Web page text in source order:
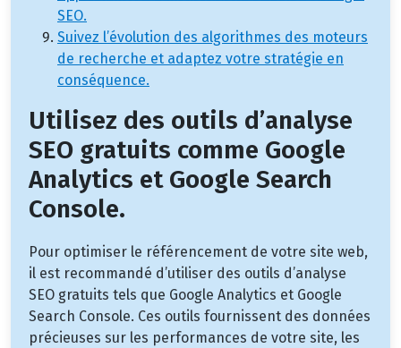
SEO.
Suivez l’évolution des algorithmes des moteurs
de recherche et adaptez votre stratégie en
conséquence.
Utilisez des outils d’analyse
SEO gratuits comme Google
Analytics et Google Search
Console.
Pour optimiser le référencement de votre site web,
il est recommandé d’utiliser des outils d’analyse
SEO gratuits tels que Google Analytics et Google
Search Console. Ces outils fournissent des données
précieuses sur les performances de votre site, les